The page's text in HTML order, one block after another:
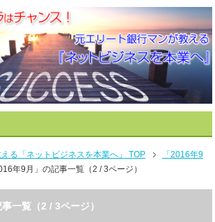
る「ネットビジネスを本業へ」 TOP
「2016年9
年9月」の記事一覧（2 / 3ページ）
一覧（2 / 3ページ）